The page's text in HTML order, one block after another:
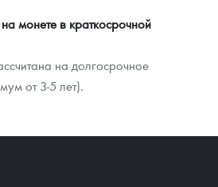
монете в краткосрочной
на долгосрочное
от 3-5 лет).